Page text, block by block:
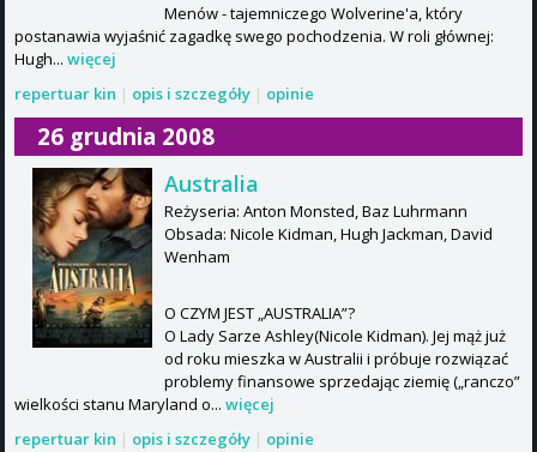
Menów - tajemniczego Wolverine'a, który
postanawia wyjaśnić zagadkę swego pochodzenia. W roli głównej:
Hugh... więcej
repertuar kin | opis i szczegóły | opinie
26 grudnia 2008
Australia
Reżyseria: Anton Monsted, Baz Luhrmann
Obsada: Nicole Kidman, Hugh Jackman, David
Wenham
O CZYM JEST „AUSTRALIA”?
O Lady Sarze Ashley(Nicole Kidman). Jej mąż już
od roku mieszka w Australii i próbuje rozwiązać
problemy finansowe sprzedając ziemię („ranczo”
wielkości stanu Maryland o... więcej
repertuar kin | opis i szczegóły | opinie